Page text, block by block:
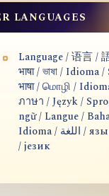
LANGUAGES
Language / 语言 /
भाषा / ভাষা / Idioma
भाषा / மொழி /
ภาษา / Język /
ngữ / Langue /
Idioma / اللغة / язык / lingua
/ језик